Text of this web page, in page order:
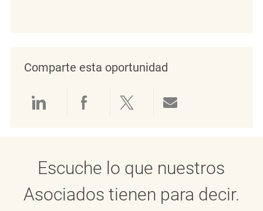
Comparte esta oportunidad
Compartir a través de LinkedIn
Compartir a través de
Compartir a través
Escuche lo que nuestros
Asociados tienen para decir.